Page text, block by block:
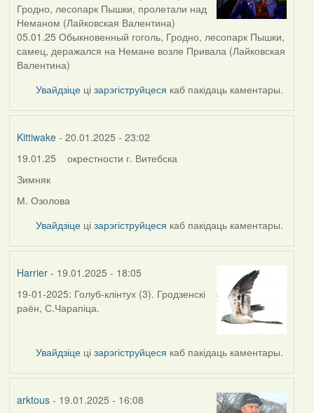
Гродно, лесопарк Пышки, пролетали над
Неманом (Лайковская Валентина)
05.01.25 Обыкновенный гоголь, Гродно, лесопарк Пышки,
самец, деражался на Немане возле Привала (Лайковская
Валентина)
Увайдзіце цізарэгіструйцеся каб пакідаць каментары.
Kittiwake- 20.01.2025 - 23:02
19.01.25 окрестности г. Витебска
Зимняк
М. Озолова
Увайдзіце цізарэгіструйцеся каб пакідаць каментары.
Harrier- 19.01.2025 - 18:05
19-01-2025: Голуб-клінтух (3). Гродзенскі
раён, С.Чарапіца.
Увайдзіце цізарэгіструйцеся каб пакідаць каментары.
arktous- 19.01.2025 - 16:08